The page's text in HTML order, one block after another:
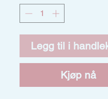
Legg til i
Kjøp nå